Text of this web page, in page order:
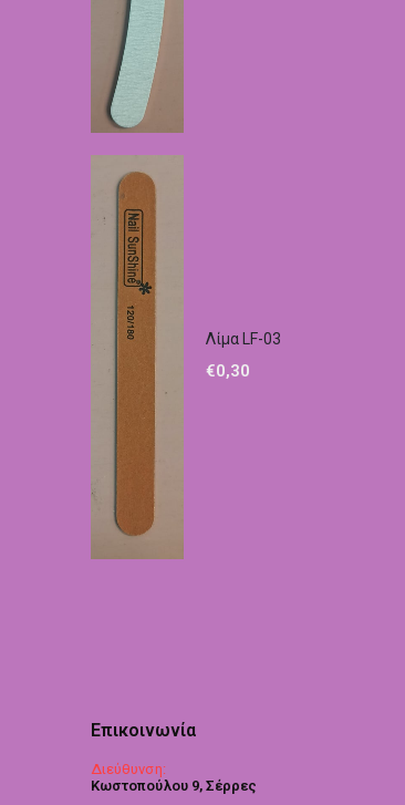
Λίμα LF-03
€0,30
Επικοινωνία
Διεύθυνση:
Κωστοπούλου 9, Σέρρες